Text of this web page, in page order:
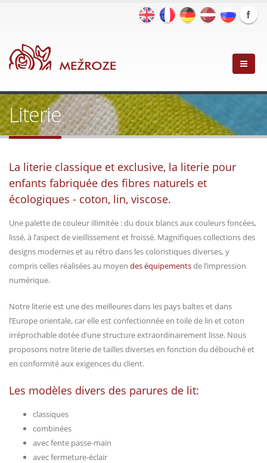
Literie
La literie classique et exclusive, la literie pour
enfants fabriquée des fibres naturels et
écologiques - coton, lin, viscose.
Une palette de couleur illimitée : du doux blancs aux couleurs foncées,
lissé, à l’aspect de vieillissement et froissé. Magnifiques collections des
designs modernes et au rétro dans les coloristiques diverses, y
compris celles réalisées au moyen des équipementsde l’impression
numérique.
Notre literie est une des meilleures dans les pays baltes et dans
l’Europe orientale, car elle est confectionnée en toile de lin et coton
irréprochable dotée d’une structure extraordinairement lisse. Nous
proposons notre literie de tailles diverses en fonction du débouché et
en conformité aux exigences du client.
Les modèles divers des parures de lit:
classiques
combinées
avec fente passe-main
avec fermeture-éclair